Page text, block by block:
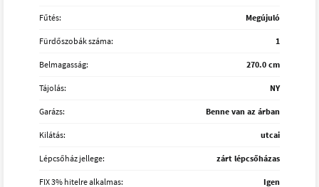
Fűtés: Megújuló
Fürdőszobák száma: 1
Belmagasság: 270.0 cm
Tájolás: NY
Garázs: Benne van az árban
Kilátás: utcai
Lépcsőház jellege: zárt lépcsőházas
FIX 3% hitelre alkalmas: Igen